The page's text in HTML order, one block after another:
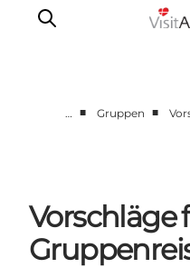
Städte und
Reiseplanung
Transport
… ■ Gruppen ■
Vorschläge